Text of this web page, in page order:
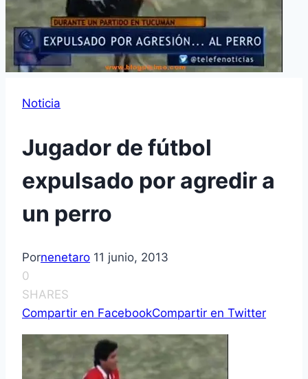
Noticia
Jugador de fútbol
expulsado por agredir a
un perro
Pornenetaro 11 junio, 2013
0
SHARES
Compartir en FacebookCompartir en Twitter